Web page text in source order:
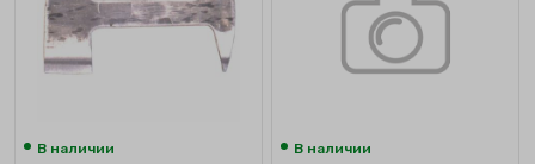
В наличии В наличии